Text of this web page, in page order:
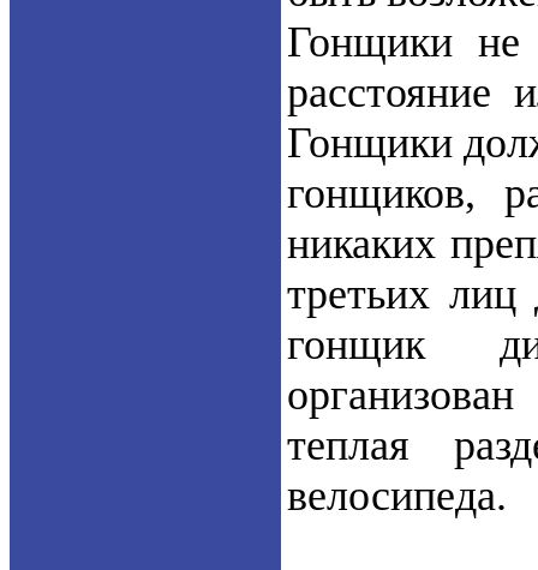
Гонщики не
расстояние
Гонщики
гонщиков,
никаких
третьих лиц
гонщик
теплая
велосипеда.